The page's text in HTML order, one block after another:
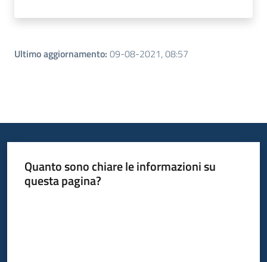
Ultimo aggiornamento: 09-08-2021, 08:57
Quanto sono chiare le informazioni su
questa pagina?